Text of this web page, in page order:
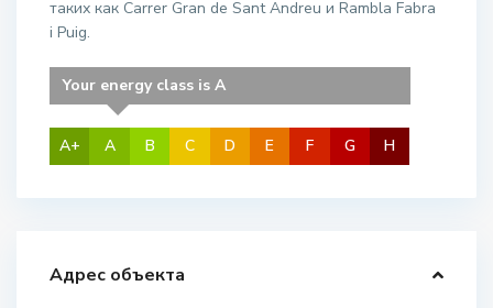
таких как Carrer Gran de Sant Andreu и Rambla Fabra
i Puig.
A+
Your energy class is A
A B C D E F G H
Адрес объекта